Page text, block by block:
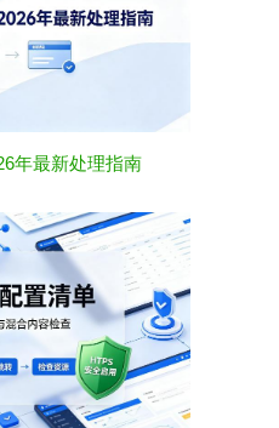
年最新处理指南